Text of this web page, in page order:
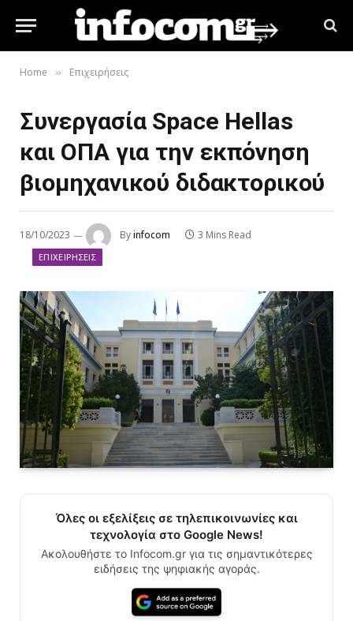
Home » Επιχειρήσεις
Συνεργασία Space Hellas
και ΟΠΑ για την εκπόνηση
βιομηχανικού διδακτορικού
18/10/2023 Byinfocom 3 Mins Read
ΕΠΙΧΕΙΡΉΣΕΙΣ
Όλες οι εξελίξεις σε τηλεπικοινωνίες και
τεχνολογία στο Google News!
Ακολουθήστε το Infocom.gr για τις σημαντικότερες
ειδήσεις της ψηφιακής αγοράς.